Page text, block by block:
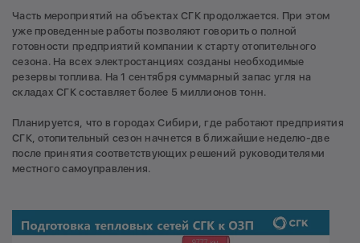
Часть мероприятий на объектах СГК продолжается. При этом
уже проведенные работы позволяют говорить о полной
готовности предприятий компании к старту отопительного
сезона. На всех электростанциях созданы необходимые
резервы топлива. На 1 сентября суммарный запас угля на
складах СГК составляет более 5 миллионов тонн.
Планируется, что в городах Сибири, где работают предприятия
СГК, отопительный сезон начнется в ближайшие неделю-две
после принятия соответствующих решений руководителями
местного самоуправления.